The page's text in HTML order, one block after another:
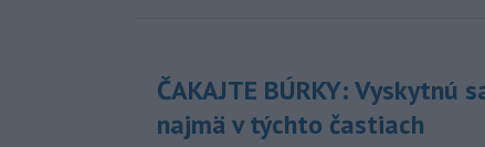
ČAKAJTE BÚRKY: Vyskytnú
najmä v týchto častiach